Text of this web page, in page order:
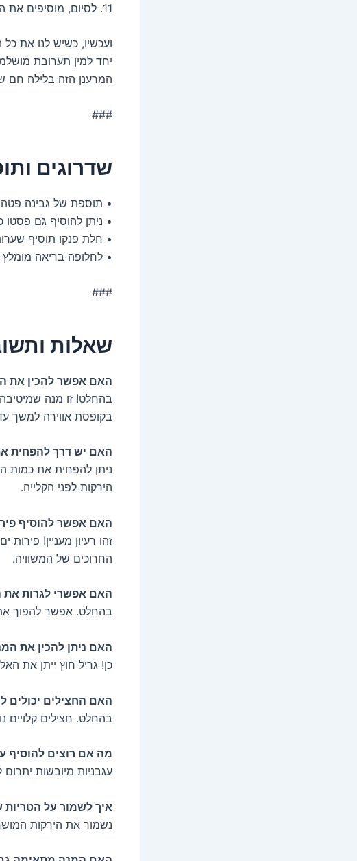
11. לסיום, מוסיפים את הפטרוזליה הקצוצה והשקדים הקלויים לשידרוג.
ועכשיו, כשיש לנו את
יחד למין תערובת
המרענן הזה בלילה חם
###
שדרוגים
• תוספת של גבינה פטה
• ניתן להוסיף גם
• חלת פנקו תוסיף
• לחלופה בריאה מומלץ
###
שאלות
האם אפשר להכין את
בהחלט! זו מנה
בקופסת אווירה למשך עד 3-4
האם יש דרך להפחית
ניתן להפחית את כמות
הירקות לפני הקלייה.
האם אפשר להוסיף
זהו רעיון מעניין!
החרוכים של המשוויה.
האם אפשרי לגרות את
בהחלט. אפשר להפוך
האם ניתן להכין את
כן! גריל חוץ ייתן את
האם החצילים יכולים
בהחלט. חצילים קלויים
מה אם רוצים להוסיף
עגבניות מיובשות
איך לשמור על הטריות
נשמור את הירקות